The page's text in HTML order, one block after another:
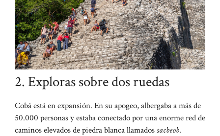
2. Exploras sobre dos ruedas
Cobá está en expansión. En su apogeo, albergaba a más de
50.000 personas y estaba conectado por una enorme red de
caminos elevados de piedra blanca llamadossacbeob.